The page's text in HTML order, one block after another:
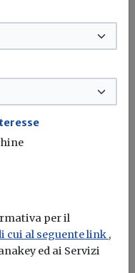
di
ultime
edile
per il
cui al seguente link ,
ed ai Servizi